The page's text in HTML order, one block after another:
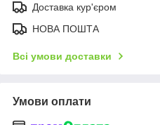
Доставка кур'єром
НОВА ПОШТА
Всі умови доставки
Умови оплати